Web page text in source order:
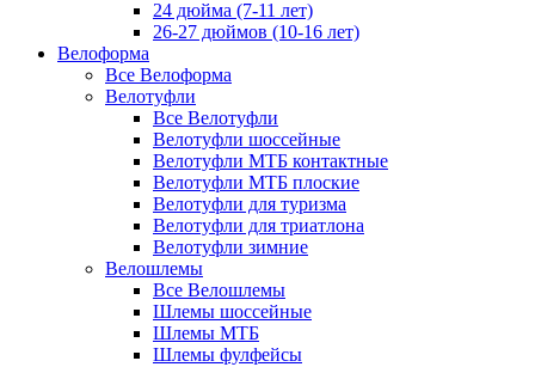
24 дюйма (7-11 лет)
26-27 дюймов (10-16 лет)
Велоформа
Все Велоформа
Велотуфли
Все Велотуфли
Велотуфли шоссейные
Велотуфли МТБ контактные
Велотуфли МТБ плоские
Велотуфли для туризма
Велотуфли для триатлона
Велотуфли зимние
Велошлемы
Все Велошлемы
Шлемы шоссейные
Шлемы МТБ
Шлемы фулфейсы